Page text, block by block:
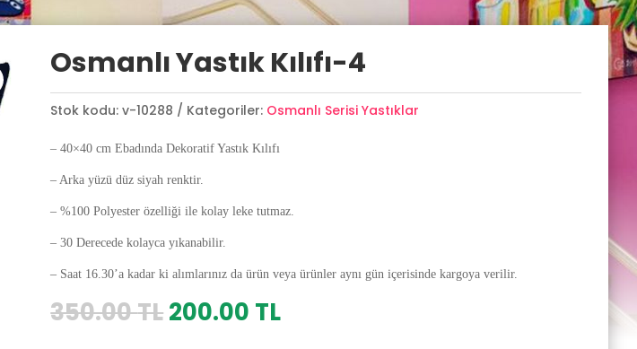
Osmanlı Yastık Kılıfı-4
Stok kodu: v-10288 Kategoriler: Osmanlı Serisi Yastıklar
– 40×40 cm Ebadında Dekoratif Yastık Kılıfı
– Arka yüzü düz siyah renktir.
– %100 Polyester özelliği ile kolay leke tutmaz.
– 30 Derecede kolayca yıkanabilir.
– Saat 16.30’a kadar ki alımlarınız da ürün veya ürünler aynı gün içerisinde kargoya verilir.
350.00TLOrijinal
200.00 TLŞu